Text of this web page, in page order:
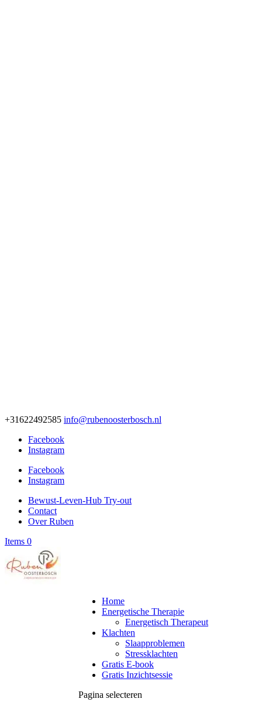
+31622492585 info@rubenoosterbosch.nl
Facebook
Instagram
Facebook
Instagram
Bewust-Leven-Hub Try-out
Contact
Over Ruben
Items 0
Home
Energetische Therapie
Energetisch Therapeut
Klachten
Slaapproblemen
Stressklachten
Gratis E-book
Gratis Inzichtsessie
Pagina selecteren